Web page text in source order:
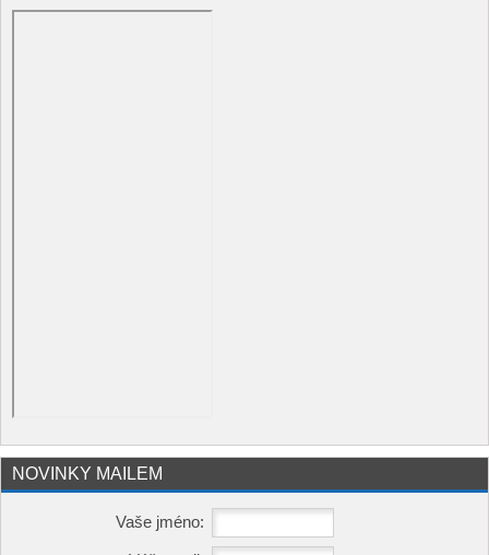
NOVINKY MAILEM
Vaše jméno: